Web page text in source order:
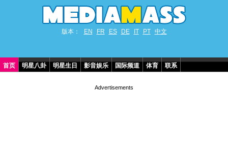
版本： EN FR ES DE IT PT 中文
首页 明星八卦 明星生日 影音娱乐 国际频道 体育 联系